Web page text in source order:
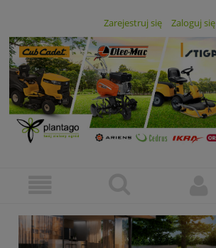
Zarejestruj się Zaloguj się